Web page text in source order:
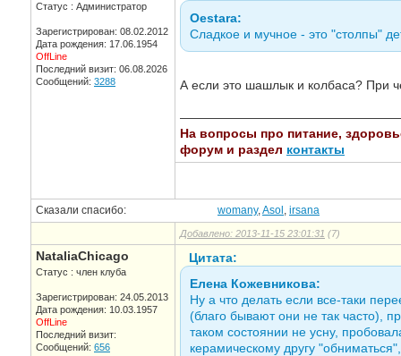
Статус : Администратор
Зарегистрирован: 08.02.2012
Дата рождения: 17.06.1954
OffLine
Последний визит: 06.08.2026
Сообщений: 3288
Oestara:
Сладкое и мучное - это "столпы"
А если это шашлык и колбаса? При
На вопросы про питание,
форум и раздел контакты
Сказали спасибо: womany,Asol , irsana
Добавлено: 2013-11-15 23:01:31 (7)
NataliaChicago
Статус : член клуба
Зарегистрирован: 24.05.2013
Дата рождения: 10.03.1957
OffLine
Последний визит:
Сообщений: 656
Цитата:
Елена Кожевникова:
Ну а что делать если все-таки
(благо бывают они не так часто),
таком состоянии не усну,
керамическому другу